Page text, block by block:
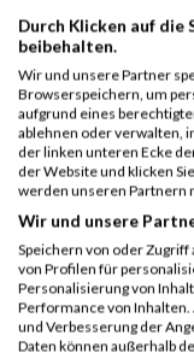
12795
Ralf
12625
12472
12754
Martin
12650
12844
Wilfried
12411
Peter
12513
12560
Jürgen
12409
Felix
Durch Klicken auf
beibehalten.
Wir und unsere Partner
Browserspeichern, um
aufgrund eines
ablehnen oder verwalten,
der linken unteren Ecke
der Website und klicken
werden unseren Partnern
Wir und unsere
Speichern von oder
von Profilen für
Personalisierung von
Performance von
und Verbesserung der
Daten können außerhalb